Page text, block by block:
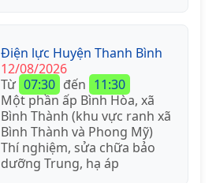
Điện lực Huyện Thanh Bình
12/08/2026
Từ 07:30 đến 11:30
Một phần ấp Bình Hòa, xã
Bình Thành (khu vực ranh xã
Bình Thành và Phong Mỹ)
Thí nghiệm, sửa chữa bảo
dưỡng Trung, hạ áp